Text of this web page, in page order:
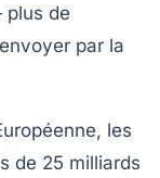
de
par la
les
de 25 milliards